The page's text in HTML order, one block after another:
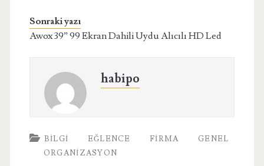
Sonraki yazı
Awox 39” 99 Ekran Dahili Uydu Alıcılı HD Led
habipo
BILGI EĞLENCE FIRMA
GENEL
ORGANIZASYON